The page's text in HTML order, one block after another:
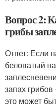
Вопрос 2:
грибы
Ответ: Если
беловатый
запах
это может